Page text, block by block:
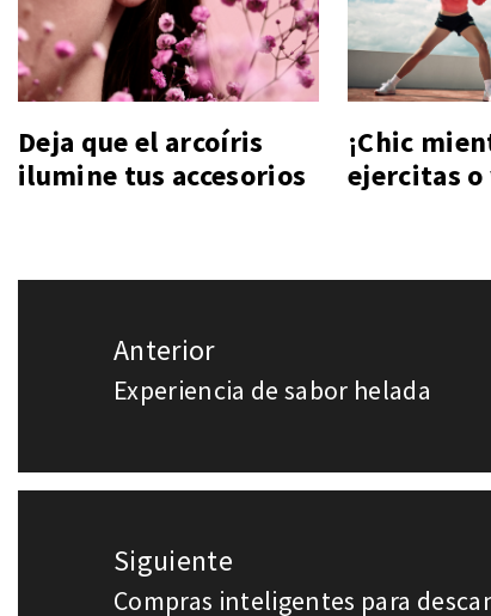
Deja que el arcoíris
ilumine tus accesorios
¡Chic
ejercitas o
entradas
Anterior
Entrada
Experiencia de sabor helada
Siguiente
Entrada
Compras inteligentes para